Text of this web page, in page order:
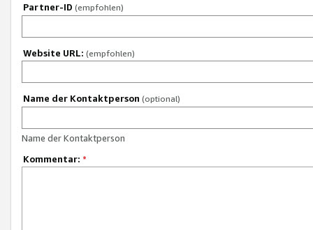
Partner-ID (empfohlen)
Website URL: (empfohlen)
Name der Kontaktperson (optional)
Name der Kontaktperson
Kommentar: *